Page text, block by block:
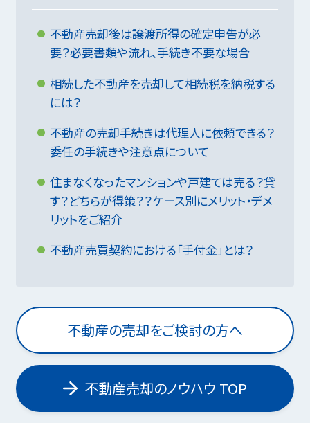
不動産売却後は譲渡所得の確定申告が必
要？必要書類や流れ、手続き不要な場合
相続した不動産を売却して相続税を納税する
には？
不動産の売却手続きは代理人に依頼できる？
委任の手続きや注意点について
住まなくなったマンションや戸建ては売る？貸
す？どちらが得策？？ケース別にメリット・デメ
リットをご紹介
不動産売買契約における「手付金」とは？
不動産の売却をご検討の方へ
不動産売却のノウハウ TOP